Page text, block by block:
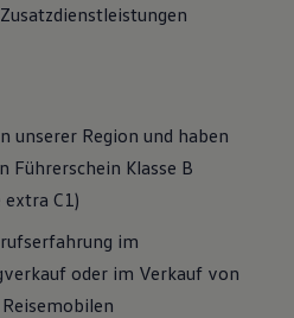
unserer Region und haben
Führerschein Klasse B
C1)
im
oder im Verkauf von